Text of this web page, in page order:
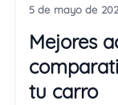
5 de mayo de
Mejores
tu carro